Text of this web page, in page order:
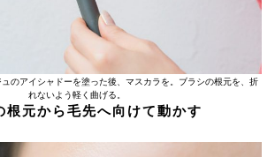
のアイシャドーを塗った後、マスカラを。ブラシの根元を、折
れないよう軽く曲げる。
根元から毛先へ向けて動かす